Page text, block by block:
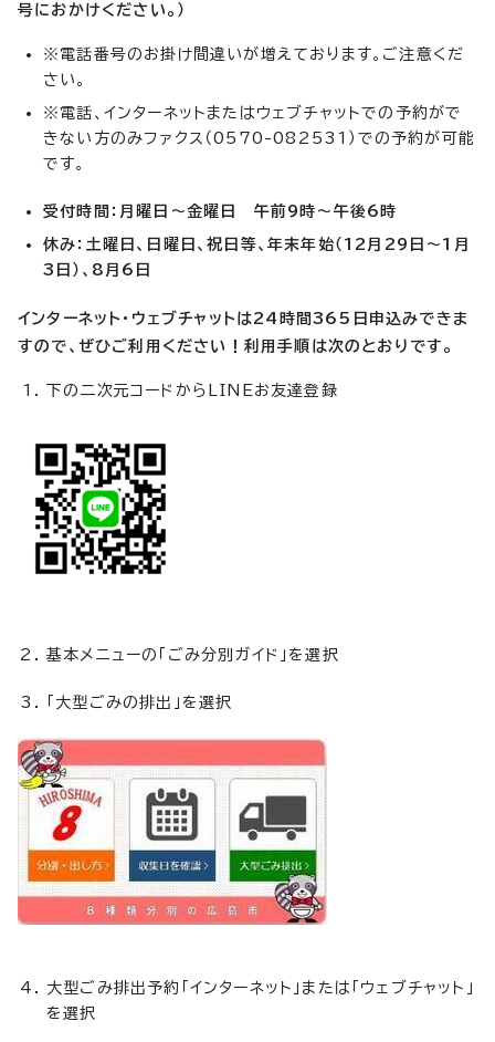
号におかけください。）
※電話番号のお掛け間違いが増えております。ご注意くだ
さい。
※電話、インターネットまたはウェブチャットでの予約がで
きない方のみファクス（0570-082531）での予約が可能
です。
受付時間：月曜日～金曜日 午前9時～午後6時
休み：土曜日、日曜日、祝日等、年末年始（12月29日～1月
3日）、8月6日
インターネット・ウェブチャットは24時間365日申込みできま
すので、ぜひご利用ください！利用手順は次のとおりです。
下の二次元コードからLINEお友達登録
基本メニューの「ごみ分別ガイド」を選択
「大型ごみの排出」を選択
大型ごみ排出予約「インターネット」または「ウェブチャット」
を選択